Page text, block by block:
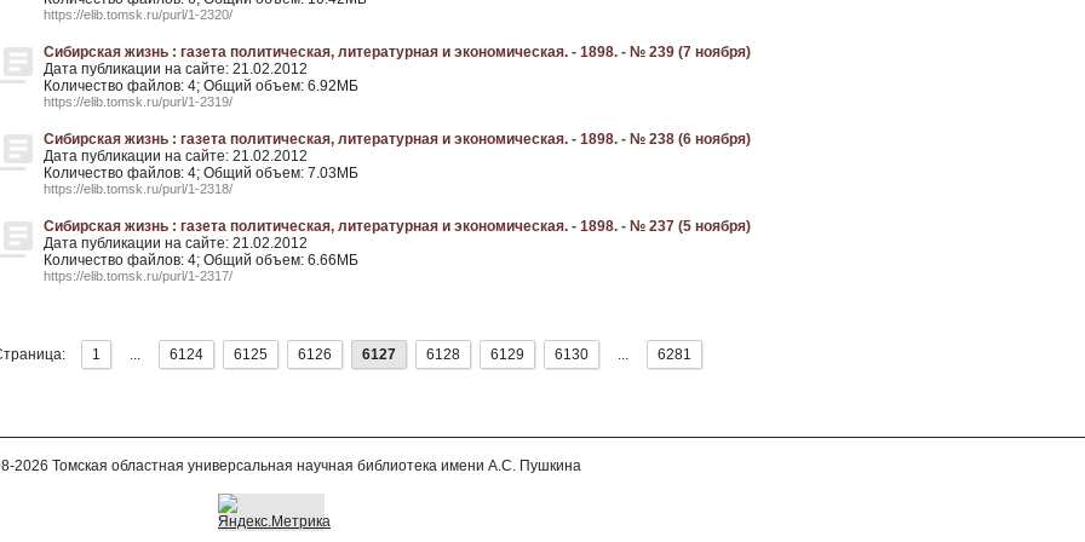
https://elib.tomsk.ru/purl/1-2320/
Сибирская жизнь : газета политическая, литературная и экономическая. - 1898. - № 239 (7 ноября)
Дата публикации на сайте: 21.02.2012
Количество файлов: 4; Общий объем: 6.92МБ
https://elib.tomsk.ru/purl/1-2319/
Сибирская жизнь : газета политическая, литературная и экономическая. - 1898. - № 238 (6 ноября)
Дата публикации на сайте: 21.02.2012
Количество файлов: 4; Общий объем: 7.03МБ
https://elib.tomsk.ru/purl/1-2318/
Сибирская жизнь : газета политическая, литературная и экономическая. - 1898. - № 237 (5 ноября)
Дата публикации на сайте: 21.02.2012
Количество файлов: 4; Общий объем: 6.66МБ
https://elib.tomsk.ru/purl/1-2317/
1 ... 6124 6125 6126 6127 6128 6129 6130 ... 6281
2026 Томская областная универсальная научная библиотека имени А.С. Пушкина